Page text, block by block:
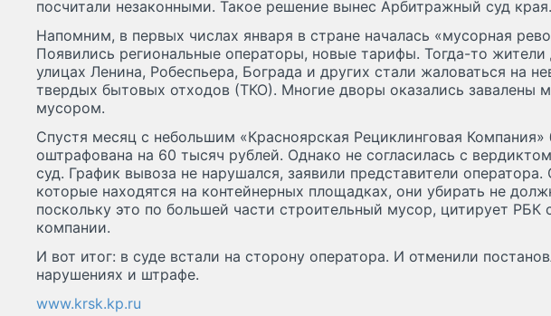
посчитали незаконными. Такое решение вынес Арбитражный суд края.
Напомним, в первых числах января в стране началась «мусорная
Появились региональные операторы, новые тарифы. Тогда-то
улицах Ленина, Робеспьера, Бограда и других стали жаловаться на
твердых бытовых отходов (ТКО). Многие дворы оказались завалены
мусором.
Спустя месяц с небольшим «Красноярская Рециклинговая Компания»
оштрафована на 60 тысяч рублей. Однако не согласилась с
суд. График вывоза не нарушался, заявили представители оператора.
которые находятся на контейнерных площадках, они убирать не
поскольку это по большей части строительный мусор, цитирует РБК
компании.
И вот итог: в суде встали на сторону оператора. И отменили
нарушениях и штрафе.
www.krsk.kp.ru